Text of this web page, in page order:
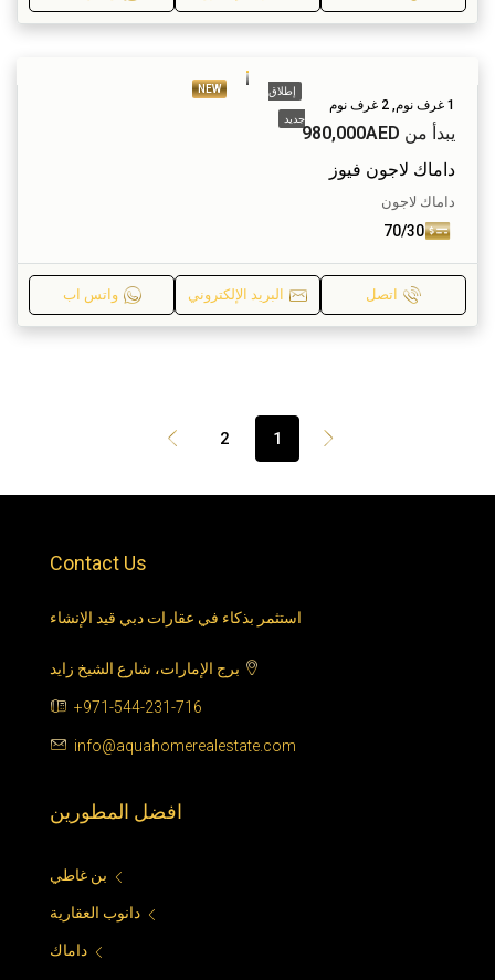
NEW إطلاق
جديد
1 غرف نوم, 2 غرف نوم
يبدأ من 980,000AED
داماك لاجون فيوز
داماك لاجون
70/30
اتصل البريد الإلكتروني واتس اب
1
2
Contact Us
استثمر بذكاء في عقارات دبي قيد الإنشاء
برج الإمارات، شارع الشيخ زايد
+971-544-231-716
info@aquahomerealestate.com
افضل المطورين
بن غاطي
دانوب العقارية
داماك